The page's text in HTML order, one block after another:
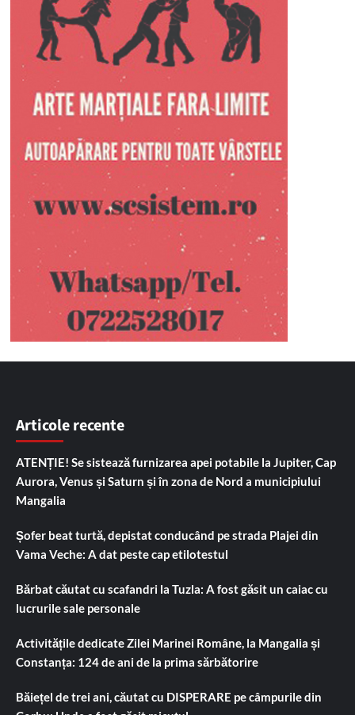
Articole recente
ATENȚIE! Se sistează furnizarea apei potabile la Jupiter, Cap
Aurora, Venus și Saturn și în zona de Nord a municipiului
Mangalia
Șofer beat turtă, depistat conducând pe strada Plajei din
Vama Veche: A dat peste cap etilotestul
Bărbat căutat cu scafandri la Tuzla: A fost găsit un caiac cu
lucrurile sale personale
Activitățile dedicate Zilei Marinei Române, la Mangalia și
Constanța: 124 de ani de la prima sărbătorire
Băiețel de trei ani, căutat cu DISPERARE pe câmpurile din